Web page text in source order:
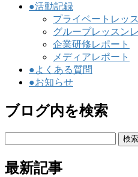
●活動記録
プライベートレッ
グループレッスン
企業研修レポート
メディアレポート
●よくある質問
●お知らせ
ブログ内を検索
最新記事